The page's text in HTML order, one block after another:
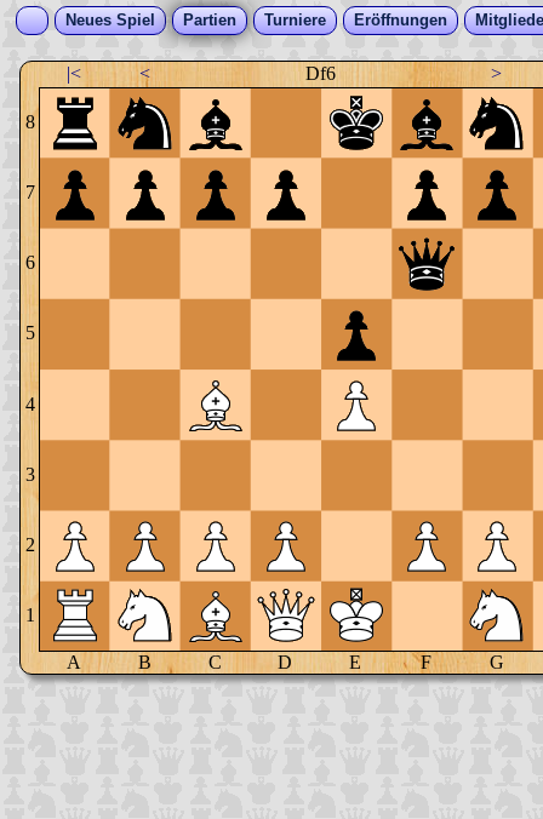
Neues Spiel Partien Turniere Eröffnungen
|< < Df6 >
8
7
6
5
4
3
2
1
A B C D E F G